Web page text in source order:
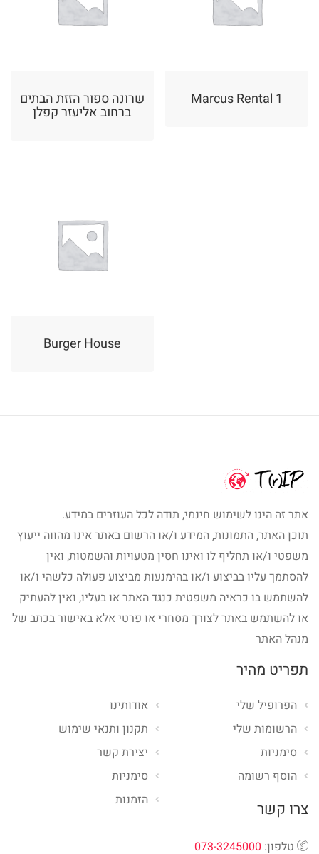
שרונה ספור הזזת הבתים
ברחוב אליעזר קפלן
Marcus Rental 1
Burger House
אתר זה הינו לשימוש חינמי, תודה לכל העוזרים במידע.
תוכן האתר, התמונות, המידע ו/או הרשום באתר אינו מהווה ייעוץ
משפטי ו/או תחליף לו ואינו חסין מטעויות והשמטות, ואין
להסתמך עליו בביצוע ו/או בהימנעות מביצוע פעולה כלשהי ו/או
להשתמש בו כראיה משפטית כנגד האתר או בעליו, ואין להעתיק
או להשתמש באתר לצורך מסחרי או פרטי אלא באישור בכתב של
מנהל האתר
תפריט מהיר
אודותינו
תקנון ותנאי שימוש
יצירת קשר
סימניות
הזמנות
הפרופיל שלי
הרשומות שלי
סימניות
הוסף רשומה
צרו קשר
טלפון: 073-3245000